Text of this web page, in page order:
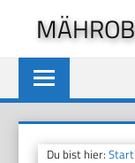
springen
Du bist hier:Start